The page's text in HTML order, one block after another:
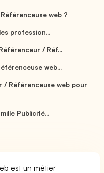
web ?
profession...
/ Réf...
web...
/ Référenceuse web pour
Publicité...
est un métier